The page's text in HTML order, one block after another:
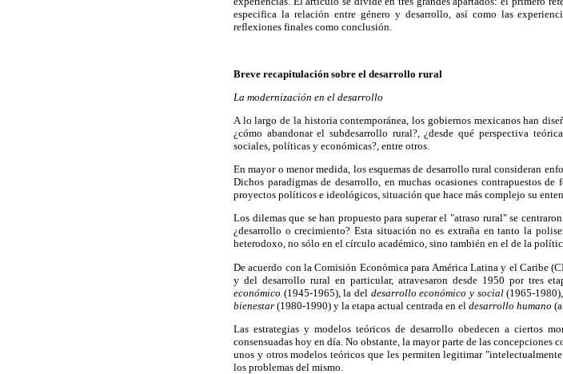
especifica la relación entre género y desarrollo, así como las
reflexiones finales como conclusión.
Breve recapitulación sobre el desarrollo rural
La modernización en el desarrollo
A lo largo de la historia contemporánea, los gobiernos mexicanos han
¿cómo abandonar el subdesarrollo rural?, ¿desde qué perspectiva
sociales, políticas y económicas?, entre otros.
En mayor o menor medida, los esquemas de desarrollo rural consideran
Dichos paradigmas de desarrollo, en muchas ocasiones contrapuestos
proyectos políticos e ideológicos, situación que hace más complejo su
Los dilemas que se han propuesto para superar el "atraso rural" se
¿desarrollo o crecimiento? Esta situación no es extraña en tanto la
heterodoxo, no sólo en el círculo académico, sino también en el de la
De acuerdo con la Comisión Económica para América Latina y el Caribe
y del desarrollo rural en particular, atravesaron desde 1950 por tres
económico (1945-1965), la del desarrollo económico y social(1965-
bienestar (1980-1990) y la etapa actual centrada en el desarrollo humano
Las estrategias y modelos teóricos de desarrollo obedecen a ciertos
consensuadas hoy en día. No obstante, la mayor parte de las concepciones
unos y otros modelos teóricos que les permiten legitimar
los problemas del mismo.